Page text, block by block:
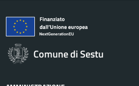
Comune di Sestu